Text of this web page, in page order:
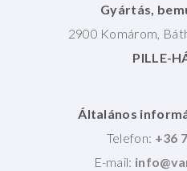
Gyártás,
2900 Komárom,
PILLE-
Általános
Telefon: +36
E-mail: